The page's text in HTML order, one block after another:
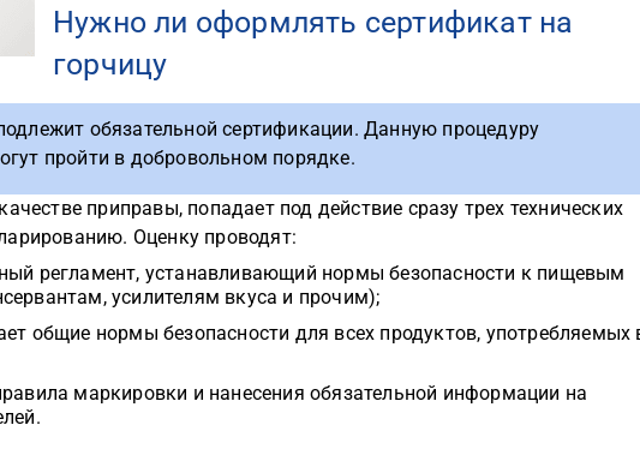
Нужно ли оформлять сертификат на
горчицу
обязательной сертификации. Данную процедуру
пройти в добровольном порядке.
приправы, попадает под действие сразу трех технических
Оценку проводят:
регламент, устанавливающий нормы безопасности к пищевым
усилителям вкуса и прочим);
общие нормы безопасности для всех продуктов, употребляемых
маркировки и нанесения обязательной информации на